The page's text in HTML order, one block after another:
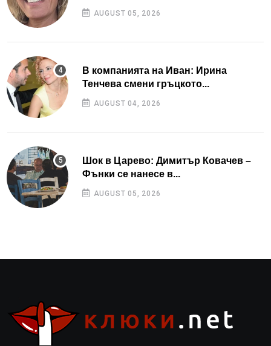
AUGUST 05, 2026
В компанията на Иван: Ирина
Тенчева смени гръцкото...
AUGUST 04, 2026
Шок в Царево: Димитър Ковачев –
Фънки се нанесе в...
AUGUST 05, 2026